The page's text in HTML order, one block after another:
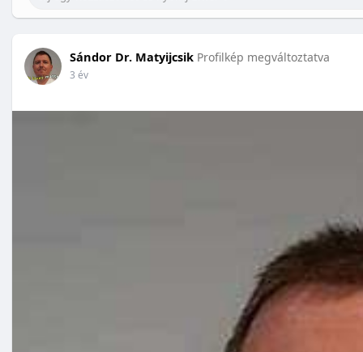
Sándor Dr. Matyijcsik Profilkép megváltoztatva
3 év